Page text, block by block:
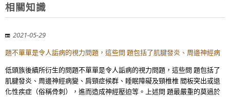
相關知識
2021-05-29
題不單單是令人詬病的視力問題，這些問 題包括了肌腱發炎、周邊神經病
低頭族後續所衍生的問題不單單是令人詬病的視力問題，這些問 題包括了
肌腱發炎、周邊神經病變、肩頸症候群、睡眠障礙及頸椎椎 間板突出或退
化性疾症（俗稱骨刺），進而造成神經壓迫等。上述問 題最嚴重的莫過於